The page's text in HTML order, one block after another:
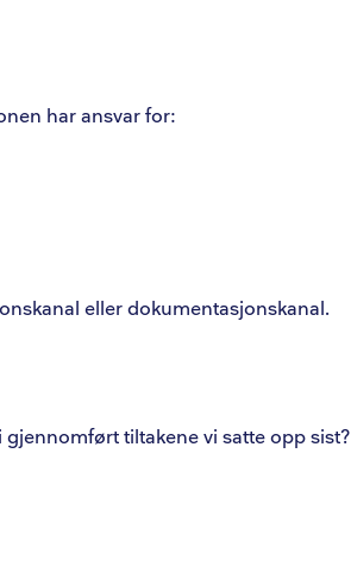
har ansvar for:
eller dokumentasjonskanal.
tiltakene vi satte opp sist?